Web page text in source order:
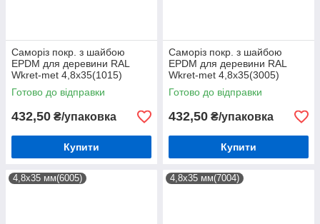
Саморіз покр. з шайбою
EPDM для деревини RAL
Wkret-met 4,8х35(1015)
(250шт)
Готово до відправки
432,50 ₴/упаковка
Купити
Саморіз покр. з шайбою
EPDM для деревини RAL
Wkret-met 4,8х35(3005)
(250шт)
Готово до відправки
432,50 ₴/упаковка
Купити
4,8х35 мм(6005) 4,8х35 мм(7004)